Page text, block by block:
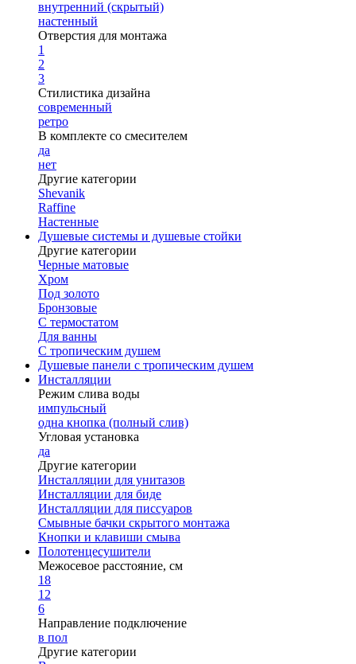
внутренний (скрытый)
настенный
Отверстия для монтажа
1
2
3
Стилистика дизайна
современный
ретро
В комплекте со смесителем
да
нет
Другие категории
Shevanik
Raffine
Настенные
Душевые системы и душевые стойки
Другие категории
Черные матовые
Хром
Под золото
Бронзовые
С термостатом
Для ванны
С тропическим душем
Душевые панели с тропическим душем
Инсталляции
Режим слива воды
импульсный
одна кнопка (полный слив)
Угловая установка
да
Другие категории
Инсталляции для унитазов
Инсталляции для биде
Инсталляции для писсуаров
Смывные бачки скрытого монтажа
Кнопки и клавиши смыва
Полотенцесушители
Межосевое расстояние, см
18
12
6
Направление подключение
в пол
Другие категории